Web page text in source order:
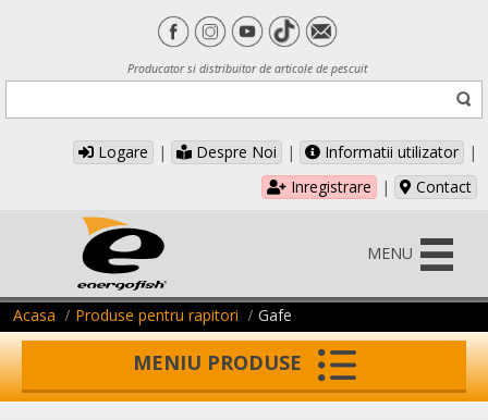
Producator si distribuitor de articole de pescuit
Logare | Despre Noi | Informatii utilizator
|
Inregistrare
| Contact
MENU
Acasa Produse pentru rapitori Gafe
MENIU PRODUSE